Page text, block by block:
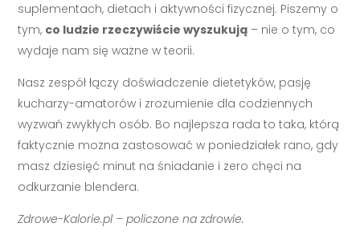
suplementach, dietach i aktywności fizycznej. Piszemy o
tym, co ludzie rzeczywiście wyszukują – nie o tym, co
wydaje nam się ważne w teorii.
Nasz zespół łączy doświadczenie dietetyków, pasję
kucharzy-amatorów i zrozumienie dla codziennych
wyzwań zwykłych osób. Bo najlepsza rada to taka, którą
faktycznie można zastosować w poniedziałek rano, gdy
masz dziesięć minut na śniadanie i zero chęci na
odkurzanie blendera.
Zdrowe-Kalorie.pl – policzone na zdrowie.